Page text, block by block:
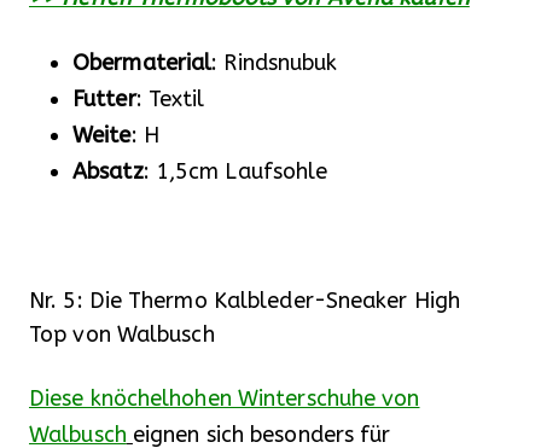
Obermaterial: Rindsnubuk
Futter: Textil
Weite: H
Absatz: 1,5cm Laufsohle
Nr. 5: Die Thermo Kalbleder-Sneaker High
Top von Walbusch
Diese knöchelhohen Winterschuhe von
Walbusch eignen sich besonders für